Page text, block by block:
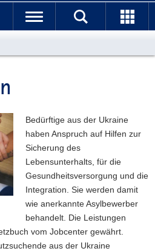
Bedürftige aus der Ukraine
haben Anspruch auf Hilfen zur
Sicherung des
Lebensunterhalts, für die
Gesundheitsversorgung und die
Integration. Sie werden damit
wie anerkannte Asylbewerber
behandelt. Die Leistungen
vom Jobcenter gewährt.
aus der Ukraine